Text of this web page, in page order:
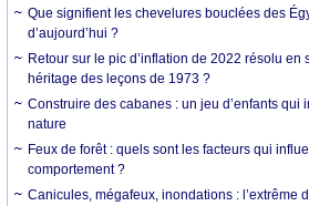
Que signifient les chevelures bouclées des
d’aujourd’hui ?
Retour sur le pic d’inflation de 2022 résolu en
héritage des leçons de 1973 ?
Construire des cabanes : un jeu d’enfants qui
nature
Feux de forêt : quels sont les facteurs qui
comportement ?
Canicules, mégafeux, inondations : l’extrême